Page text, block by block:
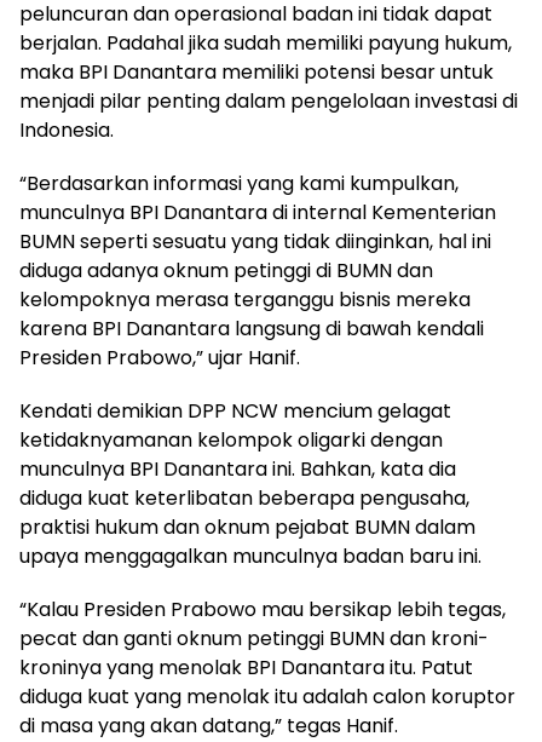
peluncuran dan operasional badan ini tidak dapat
berjalan. Padahal jika sudah memiliki payung hukum,
maka BPI Danantara memiliki potensi besar untuk
menjadi pilar penting dalam pengelolaan investasi di
Indonesia.
“Berdasarkan informasi yang kami kumpulkan,
munculnya BPI Danantara di internal Kementerian
BUMN seperti sesuatu yang tidak diinginkan, hal ini
diduga adanya oknum petinggi di BUMN dan
kelompoknya merasa terganggu bisnis mereka
karena BPI Danantara langsung di bawah kendali
Presiden Prabowo,” ujar Hanif.
Kendati demikian DPP NCW mencium gelagat
ketidaknyamanan kelompok oligarki dengan
munculnya BPI Danantara ini. Bahkan, kata dia
diduga kuat keterlibatan beberapa pengusaha,
praktisi hukum dan oknum pejabat BUMN dalam
upaya menggagalkan munculnya badan baru ini.
“Kalau Presiden Prabowo mau bersikap lebih tegas,
pecat dan ganti oknum petinggi BUMN dan kroni-
kroninya yang menolak BPI Danantara itu. Patut
diduga kuat yang menolak itu adalah calon koruptor
di masa yang akan datang,” tegas Hanif.